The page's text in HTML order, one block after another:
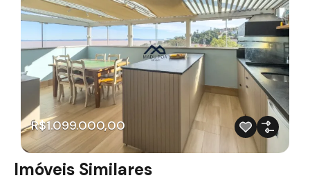
R$1.099.000,00
Imóveis Similares